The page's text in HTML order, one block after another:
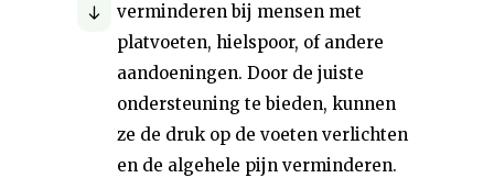
verminderen bij mensen met
platvoeten, hielspoor, of andere
aandoeningen. Door de juiste
ondersteuning te bieden, kunnen
ze de druk op de voeten verlichten
en de algehele pijn verminderen.